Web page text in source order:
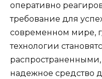
оперативно
требование для
современном мире,
технологии
надежное средство